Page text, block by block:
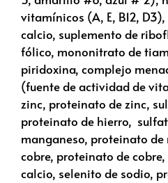
vitamínicos (A, E, B12,
calcio, suplemento de
fólico, mononitrato de
piridoxina, complejo
(fuente de actividad de
zinc, proteinato de zinc,
proteinato de hierro,
manganeso, proteinato
cobre, proteinato de
calcio, selenito de sodio,